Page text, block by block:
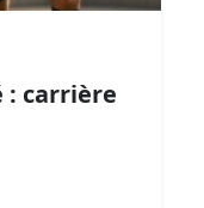
: carrière